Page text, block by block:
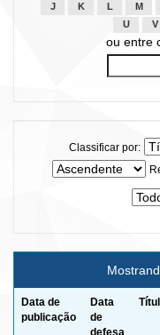
J
K L M
U
V
ou entre
Classificar por:
Data de
publicação
Data
de
defesa